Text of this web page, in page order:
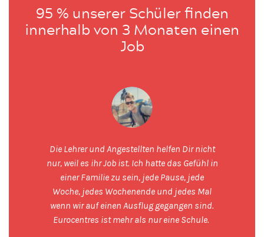
95 % unserer Schüler finden
innerhalb von 3 Monaten einen
Job
Die Lehrer und Angestellten helfen Dir nicht
nur, weil es ihr Job ist. Ich hatte das Gefühl in
einer Familie zu sein, jede Pause, jede
Woche, jedes Wochenende und jedes Mal
wenn wir auf einen Ausflug gegangen sind.
Eurocentres ist mehr als nur eine Schule.